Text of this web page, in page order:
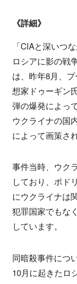
《詳細》
「CIAと深いつ
ロシアに影の戦
は、昨年8月、
想家ドゥーギン
弾の爆発によっ
ウクライナの国
によって画策さ
事件当時、ウク
しており、ポド
にウクライナは
犯罪国家でもな
しています。
同暗殺事件につ
10月に起きたロ